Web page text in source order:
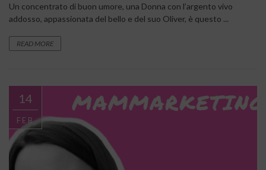
Un concentrato di buon umore, una Donna con l’argento vivo
addosso, appassionata del bello e del suo Oliver, è questo ...
READ MORE
14
FEB